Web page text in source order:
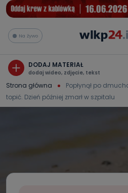
Na żywo
DODAJ MATERIAŁ
dodaj wideo, zdjęcie, tekst
Strona główna
Popłynął po
topić. Dzień później zmarł w szpitalu